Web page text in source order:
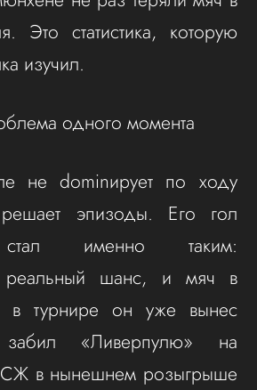
Это статистика, которую
изучил.
одного момента
не dominирует по ходу
эпизоды. Его гол
стал именно таким:
реальный шанс, и мяч в
в турнире он уже вынес
«Ливерпулю» на
в нынешнем розыгрыше